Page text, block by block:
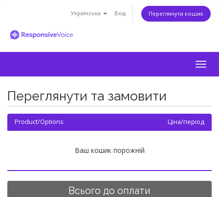
Українська Вхід Переглянути кошик
Переглянути та замовити
Product/Options Ціна/період
Ваш кошик порожній
Всього до оплати